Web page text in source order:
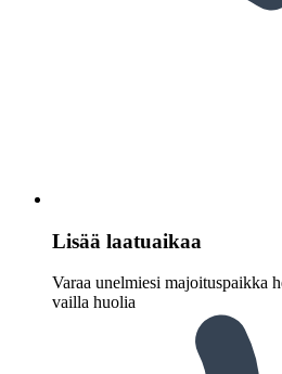
Lisää laatuaikaa
Varaa unelmiesi majoituspaikka
vailla huolia